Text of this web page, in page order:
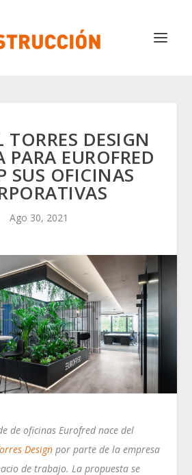
DESIGN
PARA EUROFRED
SUS OFICINAS
Ago 30, 2021
de oficinas Eurofred nace del
Design por parte de la empresa
de trabajo. La propuesta se